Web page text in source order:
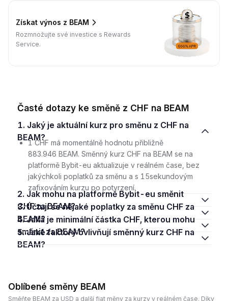
Získat výnos z BEAM
Rozmnožujte své investice s Rewards
Service.
Časté dotazy ke směně z CHF na BEAM
1. Jaký je aktuální kurz pro směnu z CHF na
BEAM?
1 CHF má momentálně hodnotu přibližně
883.946 BEAM. Směnný kurz CHF na BEAM se na
platformě Bybit-eu aktualizuje v reálném čase, bez
jakýchkoli poplatků za směnu a s 15sekundovým
zafixováním kurzu po potvrzení.
2. Jak mohu na platformě Bybit-eu směnit
CHF za BEAM?
3. Účtují se nějaké poplatky za směnu CHF za
BEAM?
4. Jaká je minimální částka CHF, kterou mohu
směnit za BEAM?
5. Jaké faktory ovlivňují směnný kurz CHF na
BEAM?
Oblíbené směny BEAM
Směňte BEAM za USD a další fiat měny za kurzy v reálném čase. Díky